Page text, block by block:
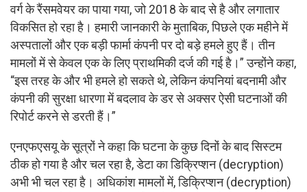
वर्ग के रैंसमवेयर का पाया गया, जो 2018 के बाद से है और लगातार
विकसित हो रहा है। हमारी जानकारी के मुताबिक, पिछले एक महीने में
अस्पतालों और एक बड़ी फार्मा कंपनी पर दो बड़े हमले हुए हैं। तीन
मामलों में से केवल एक के लिए प्राथमिकी दर्ज की गई है।” उन्होंने कहा,
“इस तरह के और भी हमले हो सकते थे, लेकिन कंपनियां बदनामी और
कंपनी की सुरक्षा धारणा में बदलाव के डर से अक्सर ऐसी घटनाओं की
रिपोर्ट करने से डरती हैं।”
एनएफएसयू के सूत्रों ने कहा कि घटना के कुछ दिनों के बाद सिस्टम
ठीक हो गया है और चल रहा है, डेटा का डिक्रिप्शन (decryption)
अभी भी चल रहा है। अधिकांश मामलों में, डिक्रिप्शन (decryption)